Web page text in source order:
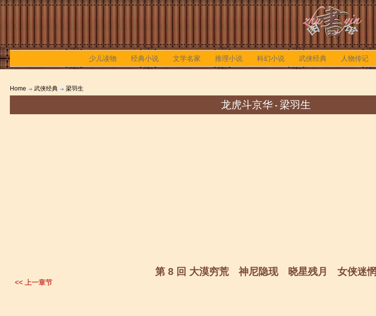
少儿读物 经典小说 文学名家 推理小说 科幻小说 武侠经典 人物传记
Home 武侠经典 梁羽生
龙虎斗京华 - 梁羽生
第 8 回 大漠穷荒 神尼隐现 晓星残月 女侠迷惘
<< 上一章节